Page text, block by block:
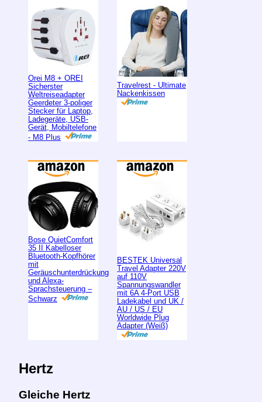
Orei M8 + OREI
Sicherster
Weltreiseadapter
Geerdeter 3-poliger
Stecker für Laptop,
Ladegeräte, USB-
Gerät, Mobiltelefone
- M8 Plus
Travelrest - Ultimate
Nackenkissen
Bose QuietComfort
35 II Kabelloser
Bluetooth-Kopfhörer
mit
Geräuschunterdrückung
und Alexa-
Sprachsteuerung –
Schwarz
BESTEK Universal
Travel Adapter 220V
auf 110V
Spannungswandler
mit 6A 4-Port USB
Ladekabel und UK /
AU / US / EU
Worldwide Plug
Adapter (Weiß)
Hertz
Gleiche Hertz